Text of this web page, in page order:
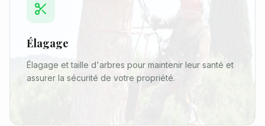
Élagage
Élagage et taille d'arbres pour maintenir leur santé et
assurer la sécurité de votre propriété.